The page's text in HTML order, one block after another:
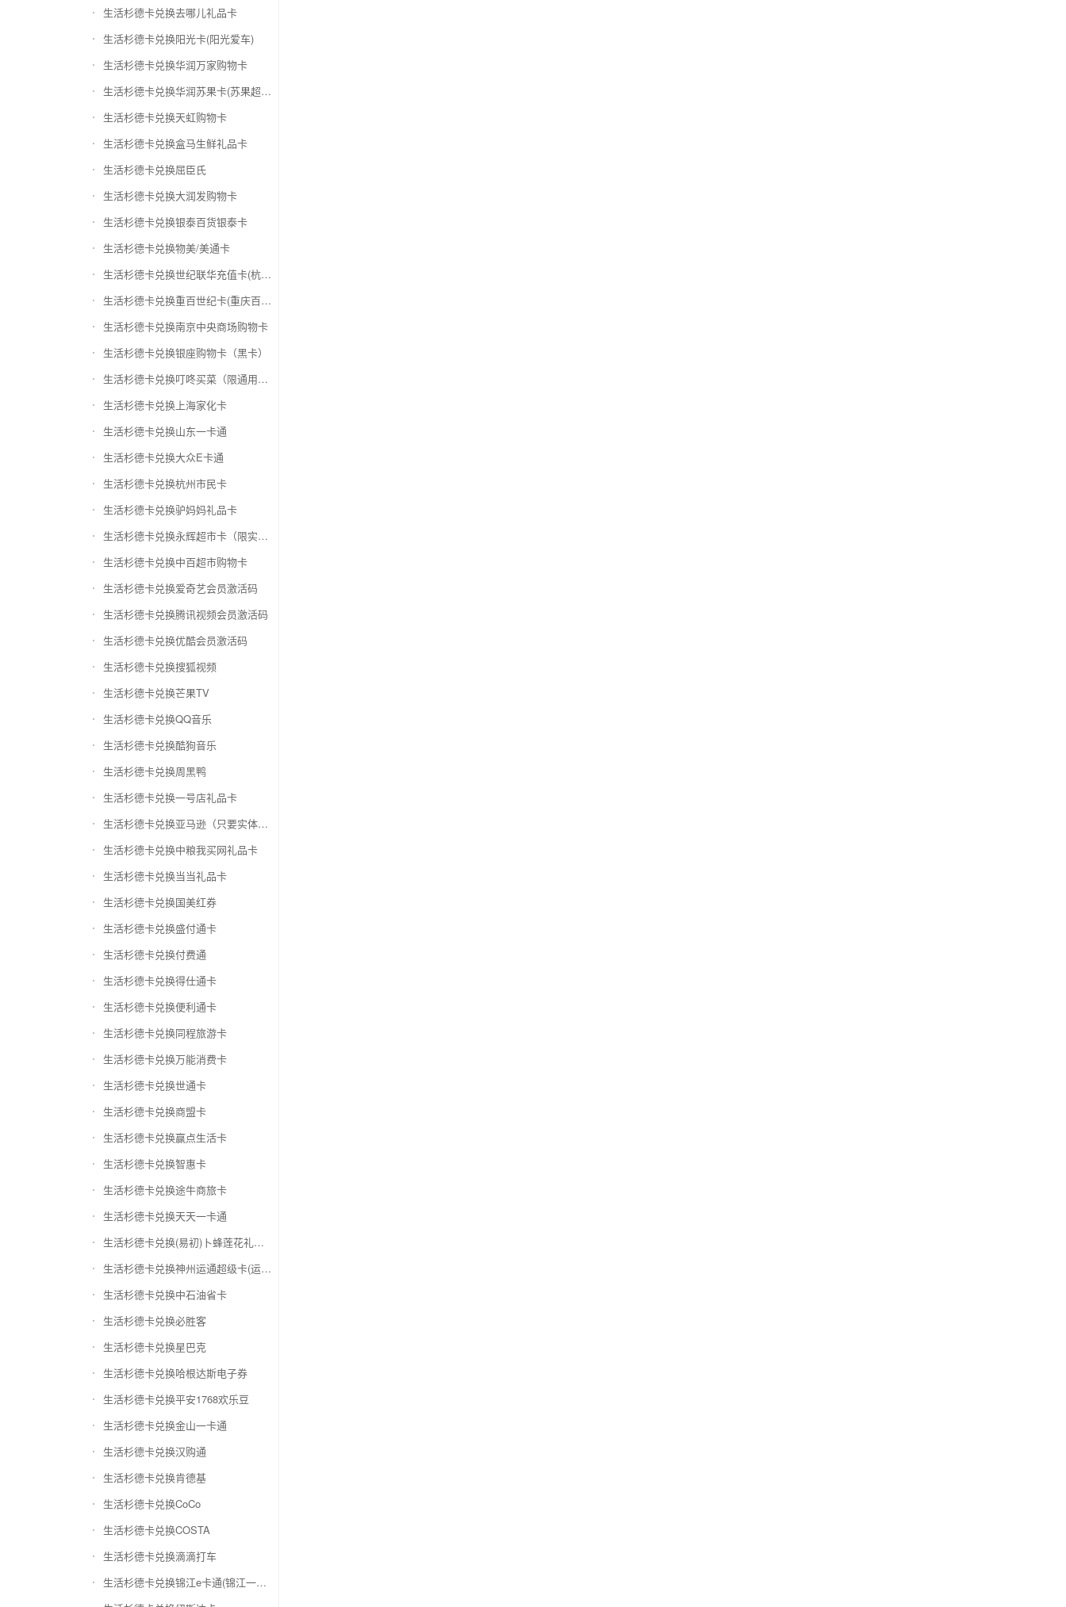
生活杉德卡兑换去哪儿礼品卡
生活杉德卡兑换阳光卡(阳光爱车)
生活杉德卡兑换华润万家购物卡
生活杉德卡兑换华润苏果卡(苏果超市卡)（维护 请暂停提交）
生活杉德卡兑换天虹购物卡
生活杉德卡兑换盒马生鲜礼品卡
生活杉德卡兑换屈臣氏
生活杉德卡兑换大润发购物卡
生活杉德卡兑换银泰百货银泰卡
生活杉德卡兑换物美/美通卡
生活杉德卡兑换世纪联华充值卡(杭州联华)
生活杉德卡兑换重百世纪卡(重庆百货)
生活杉德卡兑换南京中央商场购物卡
生活杉德卡兑换银座购物卡（黑卡）
生活杉德卡兑换叮咚买菜（限通用礼品卡）
生活杉德卡兑换上海家化卡
生活杉德卡兑换山东一卡通
生活杉德卡兑换大众E卡通
生活杉德卡兑换杭州市民卡
生活杉德卡兑换驴妈妈礼品卡
生活杉德卡兑换永辉超市卡（限实体卡）
生活杉德卡兑换中百超市购物卡
生活杉德卡兑换爱奇艺会员激活码
生活杉德卡兑换腾讯视频会员激活码
生活杉德卡兑换优酷会员激活码
生活杉德卡兑换搜狐视频
生活杉德卡兑换芒果TV
生活杉德卡兑换QQ音乐
生活杉德卡兑换酷狗音乐
生活杉德卡兑换周黑鸭
生活杉德卡兑换一号店礼品卡
生活杉德卡兑换亚马逊（只要实体卡）
生活杉德卡兑换中粮我买网礼品卡
生活杉德卡兑换当当礼品卡
生活杉德卡兑换国美红券
生活杉德卡兑换盛付通卡
生活杉德卡兑换付费通
生活杉德卡兑换得仕通卡
生活杉德卡兑换便利通卡
生活杉德卡兑换同程旅游卡
生活杉德卡兑换万能消费卡
生活杉德卡兑换世通卡
生活杉德卡兑换商盟卡
生活杉德卡兑换赢点生活卡
生活杉德卡兑换智惠卡
生活杉德卡兑换途牛商旅卡
生活杉德卡兑换天天一卡通
生活杉德卡兑换(易初)卜蜂莲花礼品卡
生活杉德卡兑换神州运通超级卡(运通网购卡)
生活杉德卡兑换中石油省卡
生活杉德卡兑换必胜客
生活杉德卡兑换星巴克
生活杉德卡兑换哈根达斯电子券
生活杉德卡兑换平安1768欢乐豆
生活杉德卡兑换金山一卡通
生活杉德卡兑换汉购通
生活杉德卡兑换肯德基
生活杉德卡兑换CoCo
生活杉德卡兑换COSTA
生活杉德卡兑换滴滴打车
生活杉德卡兑换锦江e卡通(锦江一卡通)